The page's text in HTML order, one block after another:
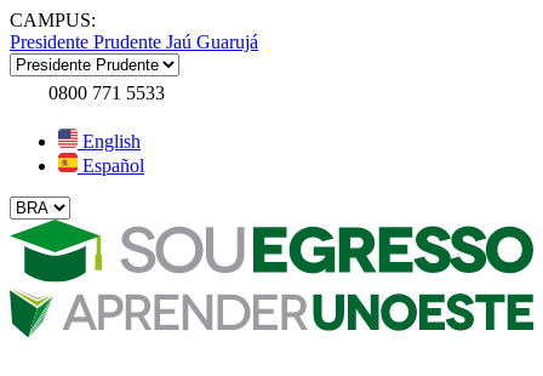
CAMPUS:
Presidente Prudente Jaú Guarujá
0800 771 5533
English
Español